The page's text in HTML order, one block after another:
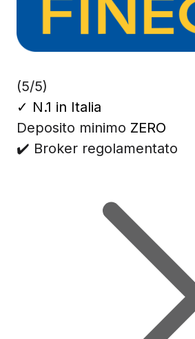
(5/5)
✓ N.1 in Italia
Deposito minimo ZERO
✔️ Broker regolamentato